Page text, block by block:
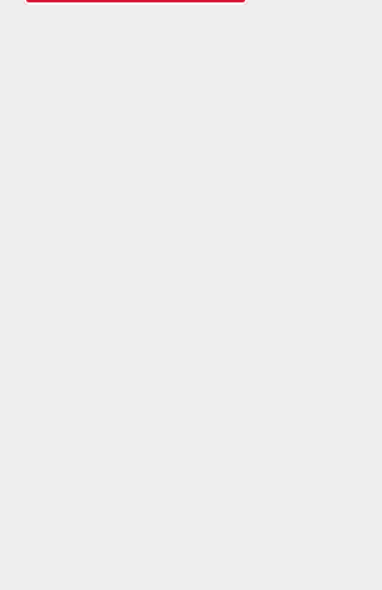
Taxen, Mietwagen,
Personenbeförderung
Untersuchung nach
und Mitarbeiter gerne.
Sachverständigenbüro